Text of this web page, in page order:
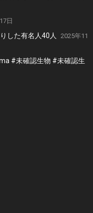
日
した有名人40人
2025年11
#未確認生物 #未確認生